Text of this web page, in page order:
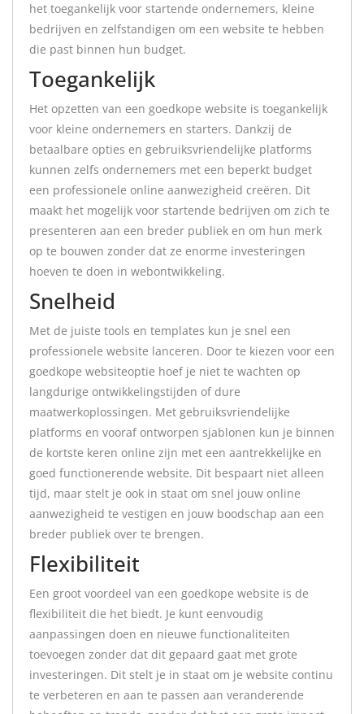
het toegankelijk voor startende ondernemers, kleine
bedrijven en zelfstandigen om een website te hebben
die past binnen hun budget.
Toegankelijk
Het opzetten van een goedkope website is toegankelijk
voor kleine ondernemers en starters. Dankzij de
betaalbare opties en gebruiksvriendelijke platforms
kunnen zelfs ondernemers met een beperkt budget
een professionele online aanwezigheid creëren. Dit
maakt het mogelijk voor startende bedrijven om zich te
presenteren aan een breder publiek en om hun merk
op te bouwen zonder dat ze enorme investeringen
hoeven te doen in webontwikkeling.
Snelheid
Met de juiste tools en templates kun je snel een
professionele website lanceren. Door te kiezen voor een
goedkope websiteoptie hoef je niet te wachten op
langdurige ontwikkelingstijden of dure
maatwerkoplossingen. Met gebruiksvriendelijke
platforms en vooraf ontworpen sjablonen kun je binnen
de kortste keren online zijn met een aantrekkelijke en
goed functionerende website. Dit bespaart niet alleen
tijd, maar stelt je ook in staat om snel jouw online
aanwezigheid te vestigen en jouw boodschap aan een
breder publiek over te brengen.
Flexibiliteit
Een groot voordeel van een goedkope website is de
flexibiliteit die het biedt. Je kunt eenvoudig
aanpassingen doen en nieuwe functionaliteiten
toevoegen zonder dat dit gepaard gaat met grote
investeringen. Dit stelt je in staat om je website continu
te verbeteren en aan te passen aan veranderende